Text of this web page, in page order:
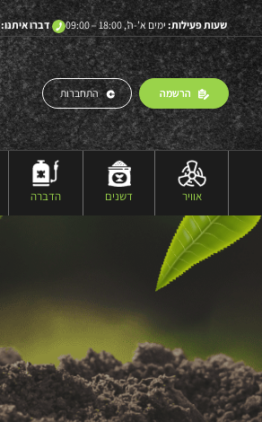
שעות פעילות: ימים א’-ה’, 18:00 – 09:00 דברו איתנו:
הרשמה התחברות
אוויר דשנים הדברה